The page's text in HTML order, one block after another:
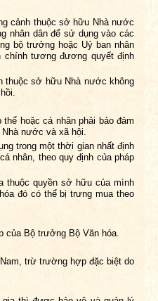
cảnh thuộc sở hữu Nhà nước
nhân dân để sử dụng vào các
bộ trưởng hoặc Uỷ ban nhân
chính tương đương quyết định
thuộc sở hữu Nhà nước không
hoặc cá nhân phải bảo đảm
nước và xã hội.
trong một thời gian nhất định
nhân, theo quy định của pháp
thuộc quyền sở hữu của mình
đó có thể bị trưng mua theo
Bộ trưởng Bộ Văn hóa.
trừ trường hợp đặc biệt do